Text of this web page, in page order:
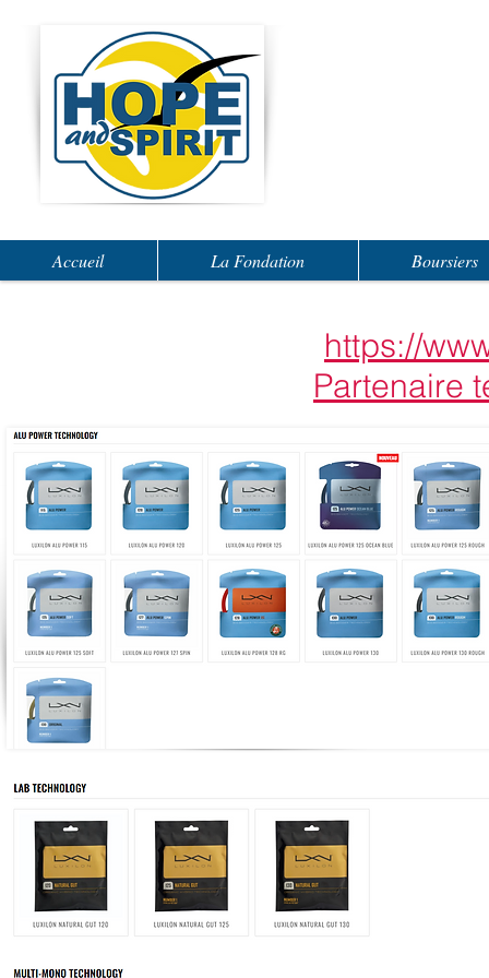
Accueil La Fondation Boursiers
https://
Partenaire